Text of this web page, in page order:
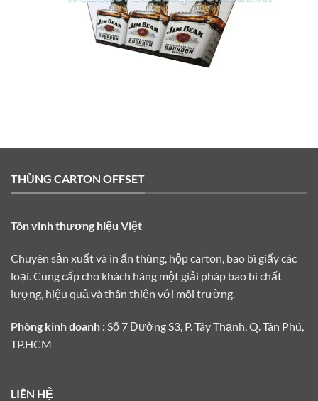
THÙNG CARTON OFFSET
Tôn vinh thương hiệu Việt
Chuyên sản xuất và in ấn thùng, hộp carton, bao bì giấy các
loại. Cung cấp cho khách hàng một giải pháp bao bì chất
lượng, hiệu quả và thân thiện với môi trường.
Phòng kinh doanh :Số 7 Đường S3, P. Tây Thạnh, Q. Tân Phú,
TP.HCM
LIÊN HỆ